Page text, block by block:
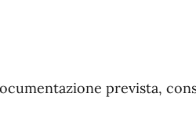
prevista,